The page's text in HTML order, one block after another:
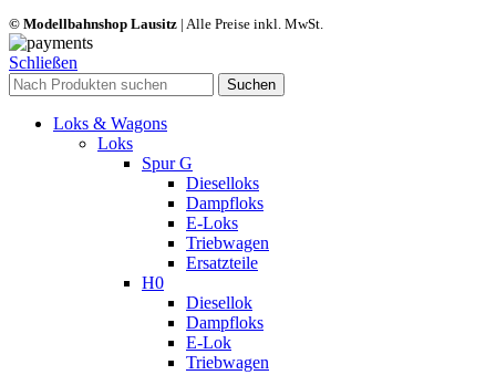
© Modellbahnshop Lausitz | Alle Preise inkl. MwSt.
Schließen
Suchen
Loks & Wagons
Loks
Spur G
Dieselloks
Dampfloks
E-Loks
Triebwagen
Ersatzteile
H0
Diesellok
Dampfloks
E-Lok
Triebwagen